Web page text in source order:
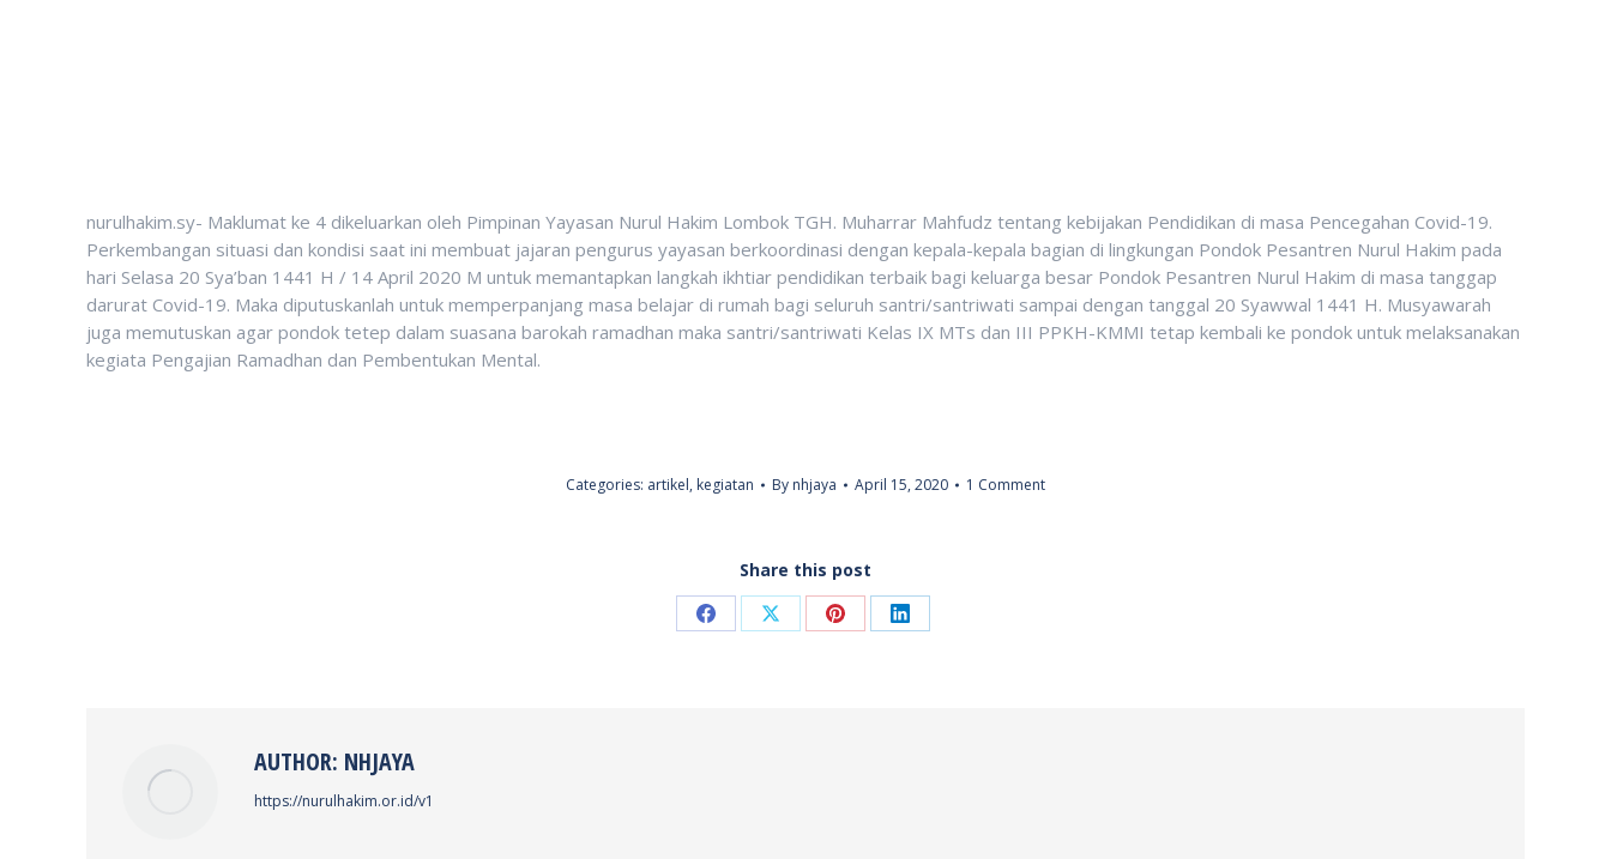
nurulhakim.sy- Maklumat ke 4 dikeluarkan oleh Pimpinan Yayasan Nurul Hakim Lombok TGH. Muharrar Mahfudz tentang kebijakan Pendidikan di masa Pencegahan Covid-19.
Perkembangan situasi dan kondisi saat ini membuat jajaran pengurus yayasan berkoordinasi dengan kepala-kepala bagian di lingkungan Pondok Pesantren Nurul Hakim pada
hari Selasa 20 Sya’ban 1441 H / 14 April 2020 M untuk memantapkan langkah ikhtiar pendidikan terbaik bagi keluarga besar Pondok Pesantren Nurul Hakim di masa tanggap
darurat Covid-19. Maka diputuskanlah untuk memperpanjang masa belajar di rumah bagi seluruh santri/santriwati sampai dengan tanggal 20 Syawwal 1441 H. Musyawarah
juga memutuskan agar pondok tetep dalam suasana barokah ramadhan maka santri/santriwati Kelas IX MTs dan III PPKH-KMMI tetap kembali ke pondok untuk melaksanakan
kegiata Pengajian Ramadhan dan Pembentukan Mental.
Categories: artikel, kegiatan By nhjaya April 15, 2020 1 Comment
Share this post
Share Share Share Share
AUTHOR: NHJAYA
https://nurulhakim.or.id/v1